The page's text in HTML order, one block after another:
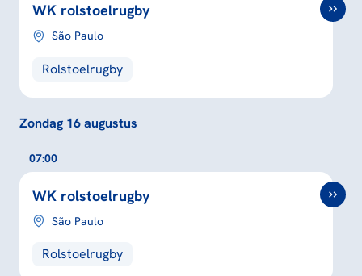
WK rolstoelrugby
São Paulo
Rolstoelrugby
Zondag 16 augustus
07:00
WK rolstoelrugby
São Paulo
Rolstoelrugby